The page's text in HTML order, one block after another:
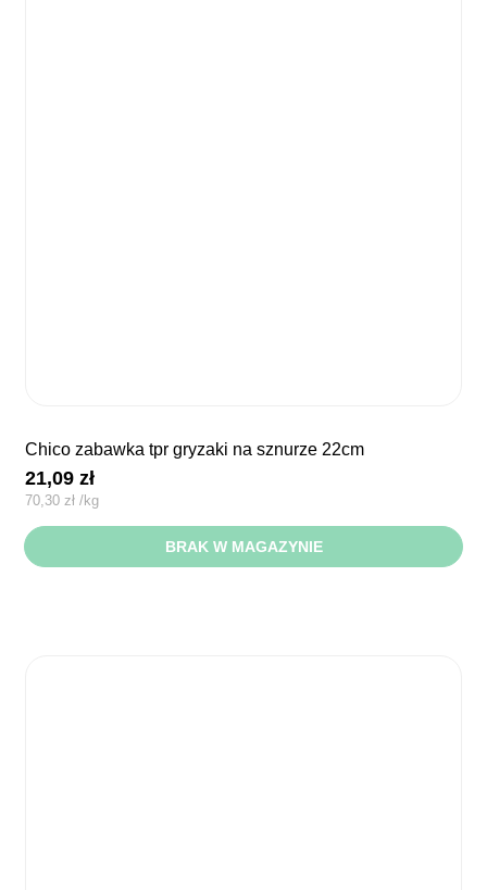
chico zabawka tpr gryzaki na sznurze 22cm
21,09zł
70,30 zł /kg
BRAK W MAGAZYNIE